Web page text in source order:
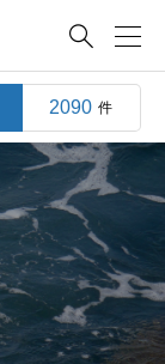

2090 件